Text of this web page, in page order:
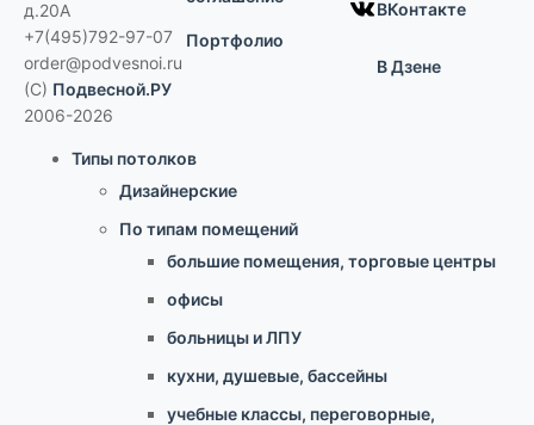
д.20А
+7(495)792-97-07
order@podvesnoi.ru
(C) Подвесной.РУ
2006-2026
Портфолио
ВКонтакте
В Дзене
Типы потолков
Дизайнерские
По типам помещений
большие помещения, торговые центры
офисы
больницы и ЛПУ
кухни, душевые, бассейны
учебные классы, переговорные,